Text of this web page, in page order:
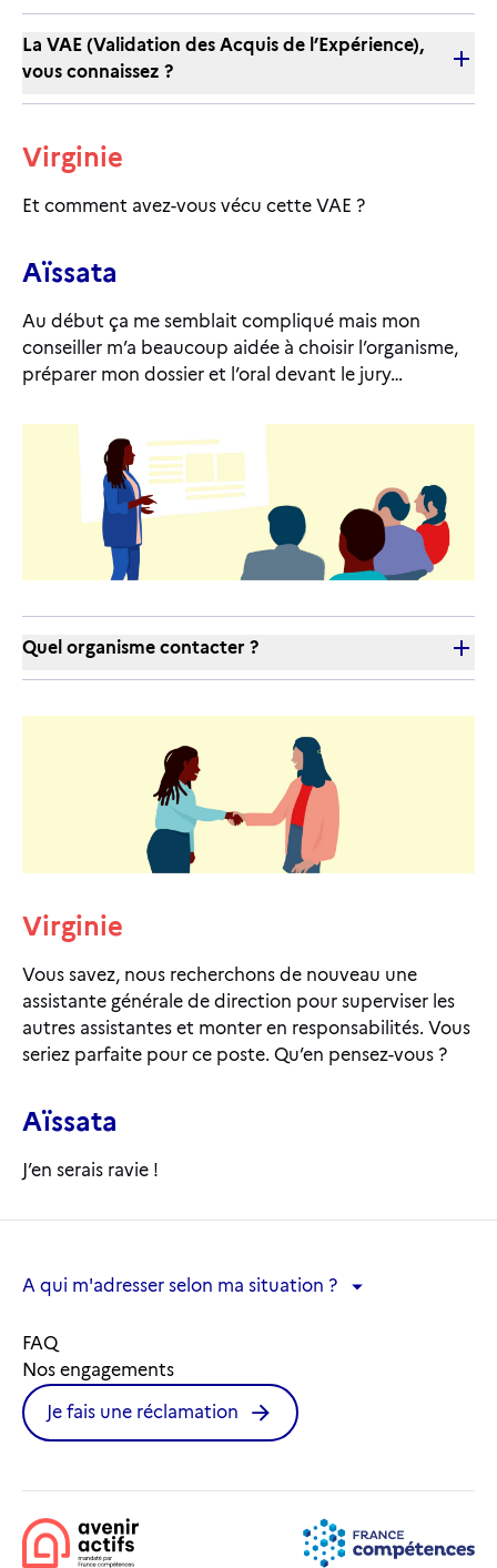
La VAE (Validation des Acquis de l’Expérience),
vous connaissez ?
Virginie
Et comment avez-vous vécu cette VAE ?
Aïssata
Au début ça me semblait compliqué mais mon
conseiller m’a beaucoup aidée à choisir l’organisme,
préparer mon dossier et l’oral devant le jury…
Quel organisme contacter ?
Virginie
Vous savez, nous recherchons de nouveau une
assistante générale de direction pour superviser les
autres assistantes et monter en responsabilités. Vous
seriez parfaite pour ce poste. Qu’en pensez-vous ?
Aïssata
J’en serais ravie !
A qui m'adresser selon ma situation ?
FAQ
Nos engagements
Je fais une réclamation